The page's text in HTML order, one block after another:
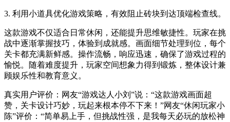
3. 利用小道具优化游戏策略，有效阻止砖块到达顶端检查线。
这款游戏不仅适合日常休闲，还能提升思维敏捷性。玩家在挑
战中逐渐掌握技巧，体验到成就感。画面细节处理到位，每个
关卡都充满新鲜感。操作流畅，响应迅速，确保了游戏过程的
愉悦。随着难度提升，玩家空间想象力得到锻炼，整体设计兼
顾娱乐性和教育意义。
真实用户评价：网友“游戏达人小刘”说：“这款游戏画面超
赞，关卡设计巧妙，玩起来根本停不下来！”网友“休闲玩家小
陈”评价：“简单易上手，但挑战性强，是我每天必玩的放松神